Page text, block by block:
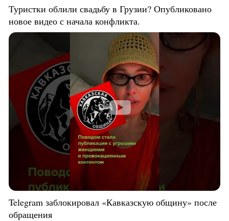
Туристки облили свадьбу в Грузии? Опубликовано
новое видео с начала конфликта.
Telegram заблокировал «Кавказскую общину» после
обращения